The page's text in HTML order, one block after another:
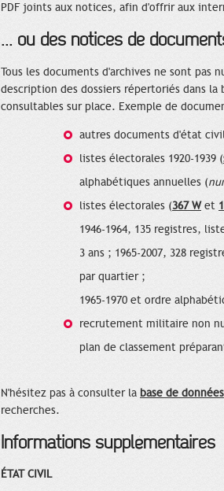
PDF joints aux notices, afin d'offrir aux
... ou des notices de
Tous les documents d'archives ne sont pas
description des dossiers répertoriés dans
consultables sur place. Exemple de
autres documents d'état
listes électorales 1920-1939 (
alphabétiques annuelles (
listes électorales (367 Wet
1946-1964, 135 registres,
3 ans ; 1965-2007, 328
par quartier ;
1965-1970 et ordre
recrutement militaire non
plan de classement
N'hésitez pas à consulter la base de données
recherches.
Informations supplémentaires
ÉTAT CIVIL